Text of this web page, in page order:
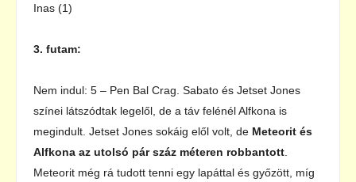
Inas (1)
3. futam:
Nem indul: 5 – Pen Bal Crag. Sabato és Jetset Jones
színei látszódtak legelől, de a táv felénél Alfkona is
megindult. Jetset Jones sokáig elől volt, de Meteorit és
Alfkona az utolsó pár száz méteren robbantott
Meteorit még rá tudott tenni egy lapáttal és győzött, míg